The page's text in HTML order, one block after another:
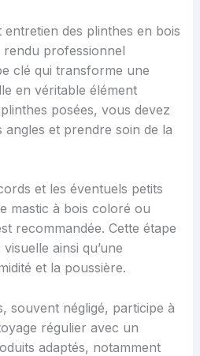
entretien des plinthes en bois
professionnel
clé qui transforme une
en véritable élément
posées, vous devez
et prendre soin de la
et les éventuels petits
mastic à bois coloré ou
recommandée. Cette étape
ainsi qu’une
et la poussière.
souvent négligé, participe à
régulier avec un
adaptés, notamment